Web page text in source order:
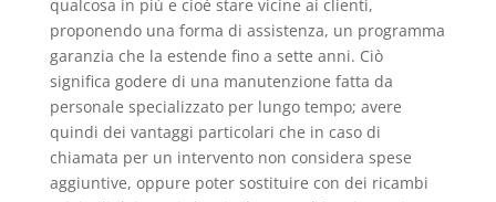
qualcosa in più e cioè stare vicine ai clienti,
proponendo una forma di assistenza, un programma
garanzia che la estende fino a sette anni. Ciò
significa godere di una manutenzione fatta da
personale specializzato per lungo tempo; avere
quindi dei vantaggi particolari che in caso di
chiamata per un intervento non considera spese
aggiuntive, oppure poter sostituire con dei ricambi